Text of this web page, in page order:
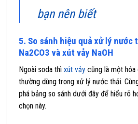
bạn nên biết
5. So sánh hiệu quả xử lý nước
Na2CO3 và xút vảy NaOH
Ngoài soda thì xút vảy cũng là một
thường dùng trong xử lý nước thải.
phá bảng so sánh dưới đây để hiểu rõ
chọn này.